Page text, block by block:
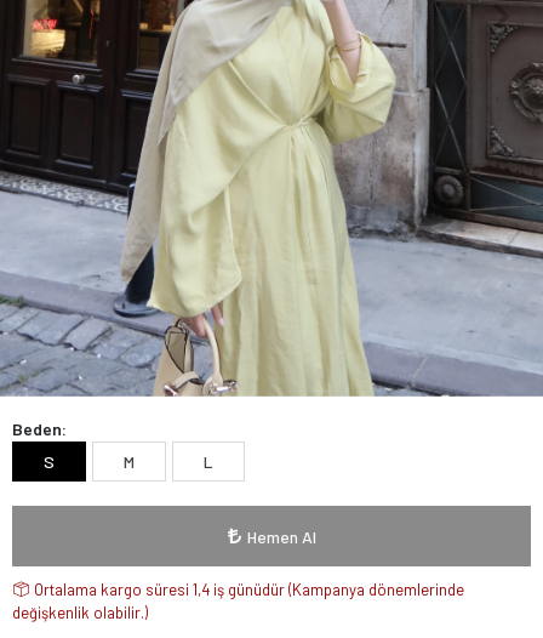
Beden:
S
M L
Hemen Al
Ortalama kargo süresi 1,4 iş günüdür (Kampanya dönemlerinde
değişkenlik olabilir.)